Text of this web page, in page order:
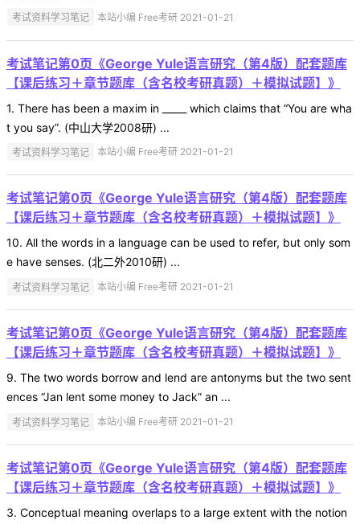
考试资料学习笔记 本站小编 Free考研 2021-01-21
考试笔记第0页《George Yule语言研究（第4版）配套题库
【课后练习＋章节题库（含名校考研真题）＋模拟试题】》
1. There has been a maxim in _____ which claims that “You are wha
t you say”. (中山大学2008研) ...
考试资料学习笔记 本站小编 Free考研 2021-01-21
考试笔记第0页《George Yule语言研究（第4版）配套题库
【课后练习＋章节题库（含名校考研真题）＋模拟试题】》
10. All the words in a language can be used to refer, but only som
e have senses. (北二外2010研) ...
考试资料学习笔记 本站小编 Free考研 2021-01-21
考试笔记第0页《George Yule语言研究（第4版）配套题库
【课后练习＋章节题库（含名校考研真题）＋模拟试题】》
9. The two words borrow and lend are antonyms but the two sent
ences “Jan lent some money to Jack” an ...
考试资料学习笔记 本站小编 Free考研 2021-01-21
考试笔记第0页《George Yule语言研究（第4版）配套题库
【课后练习＋章节题库（含名校考研真题）＋模拟试题】》
3. Conceptual meaning overlaps to a large extent with the notion